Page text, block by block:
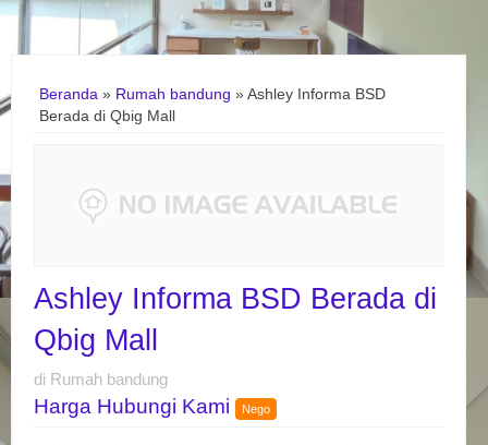
Beranda » Rumah bandung »Ashley Informa BSD
Berada di Qbig Mall
Ashley Informa BSD Berada di
Qbig Mall
di Rumah bandung
Harga Hubungi Kami Nego